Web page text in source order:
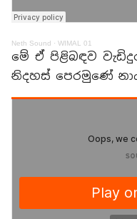
Neth Sound · WIMAL 01
මේ ඒ පිළිබඳව
නිදහස් පෙරමුණේ